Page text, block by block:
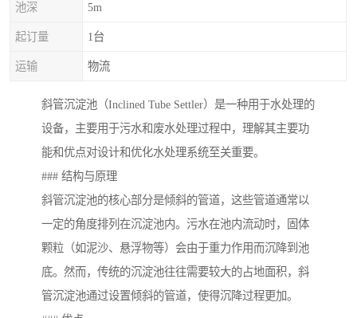
池深 5m
起订量 1台
运输 物流
斜管沉淀池（Inclined Tube Settler）是一种用于水处理的
设备，主要用于污水和废水处理过程中，理解其主要功
能和优点对设计和优化水处理系统至关重要。
### 结构与原理
斜管沉淀池的核心部分是倾斜的管道，这些管道通常以
一定的角度排列在沉淀池内。污水在池内流动时，固体
颗粒（如泥沙、悬浮物等）会由于重力作用而沉降到池
底。然而，传统的沉淀池往往需要较大的占地面积，斜
管沉淀池通过设置倾斜的管道，使得沉降过程更加。